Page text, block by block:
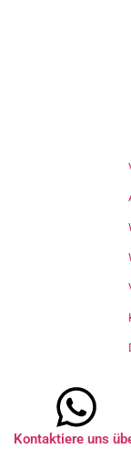
Kontaktiere uns